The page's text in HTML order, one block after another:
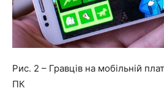
Рис. 2 – Гравців на мобільній
ПК